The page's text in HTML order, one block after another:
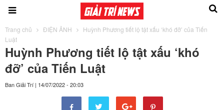
Trang chủ ĐIỆN ẢNH
Huỳnh Phương tiết lộ tật xấu ‘khó đỡ’ của Tiến
Luật
Huỳnh Phương tiết lộ tật xấu ‘khó
đỡ’ của Tiến Luật
Ban Giải Trí | 14/07/2022 - 20:03